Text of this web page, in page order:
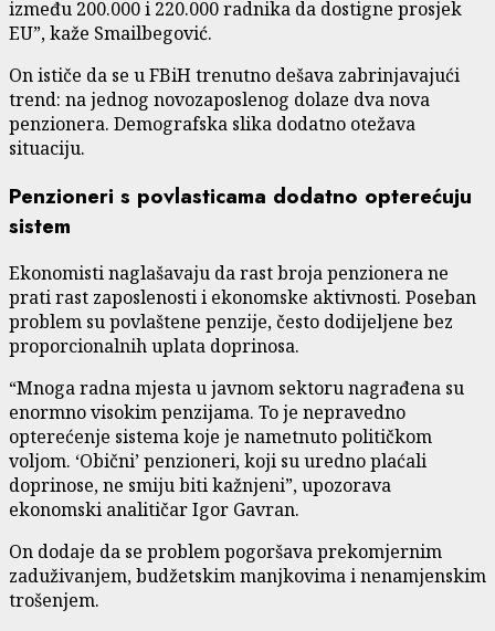
između 200.000 i 220.000 radnika da dostigne prosjek
EU”, kaže Smailbegović.
On ističe da se u FBiH trenutno dešava zabrinjavajući
trend: na jednog novozaposlenog dolaze dva nova
penzionera. Demografska slika dodatno otežava
situaciju.
Penzioneri s povlasticama dodatno opterećuju
sistem
Ekonomisti naglašavaju da rast broja penzionera ne
prati rast zaposlenosti i ekonomske aktivnosti. Poseban
problem su povlaštene penzije, često dodijeljene bez
proporcionalnih uplata doprinosa.
“Mnoga radna mjesta u javnom sektoru nagrađena su
enormno visokim penzijama. To je nepravedno
opterećenje sistema koje je nametnuto političkom
voljom. ‘Obični’ penzioneri, koji su uredno plaćali
doprinose, ne smiju biti kažnjeni”, upozorava
ekonomski analitičar Igor Gavran.
On dodaje da se problem pogoršava prekomjernim
zaduživanjem, budžetskim manjkovima i nenamjenskim
trošenjem.